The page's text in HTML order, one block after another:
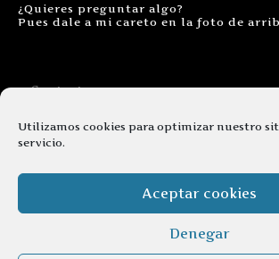
Utilizamos cookies para optimizar nuestro
servicio.
Aceptar cookies
Denegar
¿Quieres preguntar algo?
Pues dale a mi careto en la foto de
Contacto
Aviso legal